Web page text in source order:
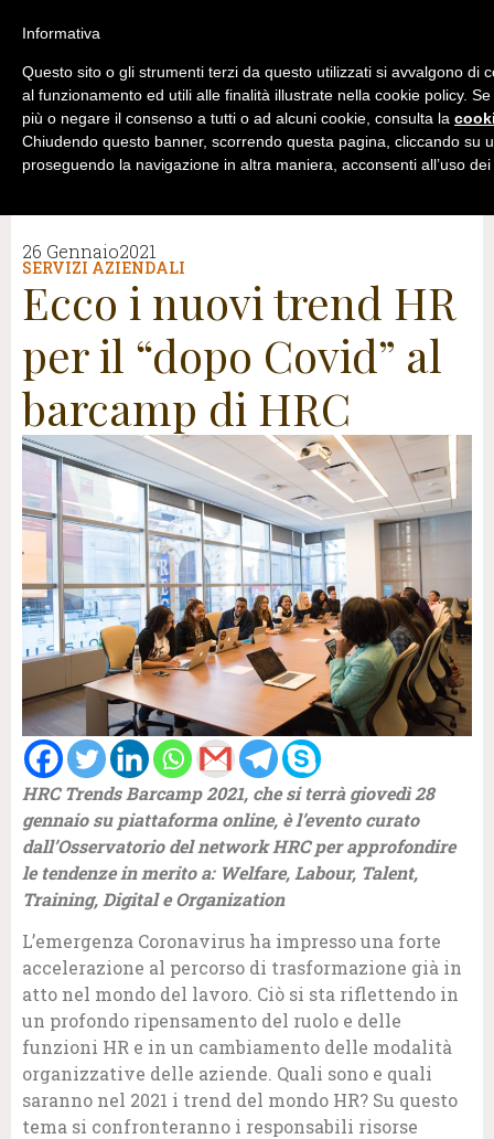
26 Gennaio2021
SERVIZI AZIENDALI
Ecco i nuovi trend HR
per il “dopo Covid” al
barcamp di HRC
HRC Trends Barcamp 2021, che si terrà giovedì 28
gennaio su piattaforma online, è l’evento curato
dall’Osservatorio del network HRC per approfondire
le tendenze in merito a: Welfare, Labour, Talent,
Training, Digital e Organization
L’emergenza Coronavirus ha impresso una forte
accelerazione al percorso di trasformazione già in
atto nel mondo del lavoro. Ciò si sta riflettendo in
un profondo ripensamento del ruolo e delle
funzioni HR e in un cambiamento delle modalità
organizzative delle aziende. Quali sono e quali
saranno nel 2021 i trend del mondo HR? Su questo
tema si confronteranno i responsabili risorse
Informativa
Questo sito o gli strumenti terzi da questo utilizzati si avvalgono di
al funzionamento ed utili alle finalità illustrate nella cookie policy.
più o negare il consenso a tutti o ad alcuni cookie, consulta la
Chiudendo questo banner, scorrendo questa pagina, cliccando su
proseguendo la navigazione in altra maniera, acconsenti all’uso